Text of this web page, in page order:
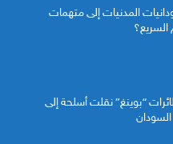
المدنيات إلى متهمات
السريع؟
“بوينغ” نقلت أسلحة إلى